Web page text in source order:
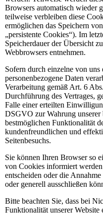
Browsers automatisch wieder
teilweise verbleiben diese
ermöglichen das Speichern
„persistente Cookies“). Im
Speicherdauer der Übersicht
Webbrowsers entnehmen.
Sofern durch einzelne von uns
personenbezogene Daten
Verarbeitung gemäß Art. 6
Durchführung des Vertrages,
Falle einer erteilten
DSGVO zur Wahrung unserer
bestmöglichen Funktionalität
kundenfreundlichen und
Seitenbesuchs.
Sie können Ihren Browser so
von Cookies informiert
entscheiden oder die
oder generell ausschließen
Bitte beachten Sie, dass bei
Funktionalität unserer Website